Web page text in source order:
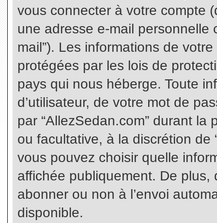
vous connecter à votre compte
une adresse e-mail personnelle
mail”). Les informations de
protégées par les lois de
pays qui nous héberge. Toute
d’utilisateur, de votre mot de
par “AllezSedan.com” durant la
ou facultative, à la discrétion de
vous pouvez choisir quelle
affichée publiquement. De plus,
abonner ou non à l’envoi
disponible.